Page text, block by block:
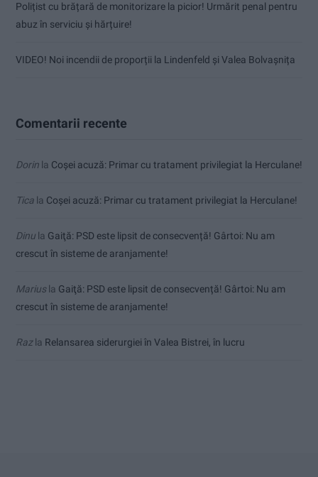
Polițist cu brățară de monitorizare la picior! Urmărit penal pentru
abuz în serviciu și hărțuire!
VIDEO! Noi incendii de proporții la Lindenfeld și Valea Bolvașnița
Comentarii recente
Dorin la Coșei acuză: Primar cu tratament privilegiat la Herculane!
Tica la Coșei acuză: Primar cu tratament privilegiat la Herculane!
Dinu la Gaiţă: PSD este lipsit de consecvență! Gârtoi: Nu am
crescut în sisteme de aranjamente!
Mariusla Gaiţă: PSD este lipsit de consecvență! Gârtoi: Nu am
crescut în sisteme de aranjamente!
Razla Relansarea siderurgiei în Valea Bistrei, în lucru